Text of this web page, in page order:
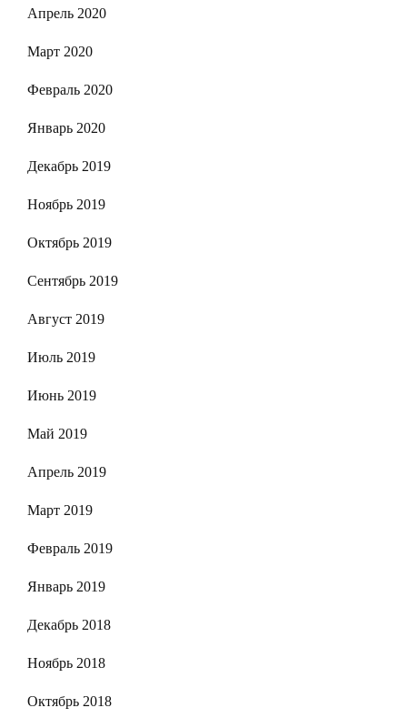
Апрель 2020
Март 2020
Февраль 2020
Январь 2020
Декабрь 2019
Ноябрь 2019
Октябрь 2019
Сентябрь 2019
Август 2019
Июль 2019
Июнь 2019
Май 2019
Апрель 2019
Март 2019
Февраль 2019
Январь 2019
Декабрь 2018
Ноябрь 2018
Октябрь 2018